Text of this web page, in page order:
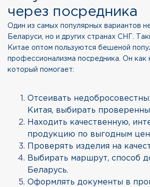
через посредника
Один из самых популярных вариантов
Беларуси, но и других странах СНГ.
Китае оптом пользуются бешеной
профессионализма посредника. Он как
который помогает:
Отсеивать
Китая, выбирать
Находить качественную,
продукцию по выгодным
Проверять изделия на
Выбирать маршрут, способ
Беларусь.
Оформлять документы в